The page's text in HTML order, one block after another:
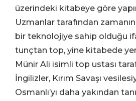
üzerindeki kitabeye göre
Uzmanlar tarafından
bir teknolojiye sahip olduğu
tunçtan top, yine kitabede
Münir Ali isimli top ustası
İngilizler, Kırım Savaşı
Osmanlı’yı daha yakından